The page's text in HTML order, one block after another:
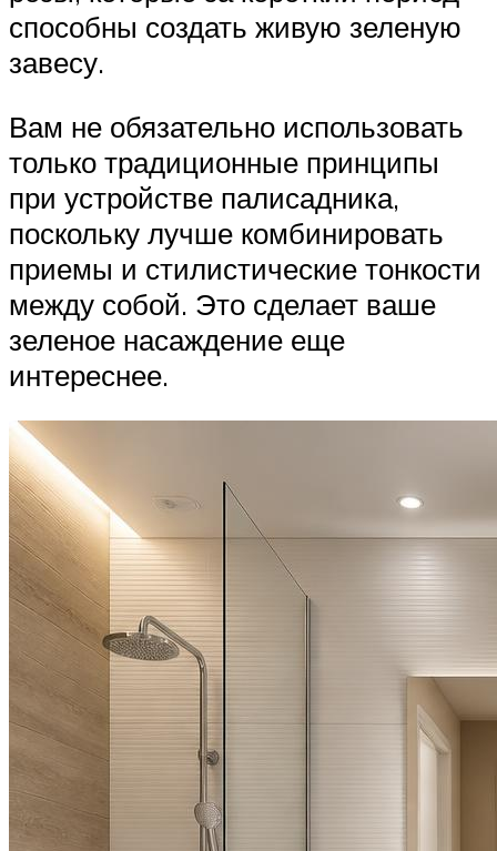
способны создать живую зеленую
завесу.
Вам не обязательно использовать
только традиционные принципы
при устройстве палисадника,
поскольку лучше комбинировать
приемы и стилистические тонкости
между собой. Это сделает ваше
зеленое насаждение еще
интереснее.